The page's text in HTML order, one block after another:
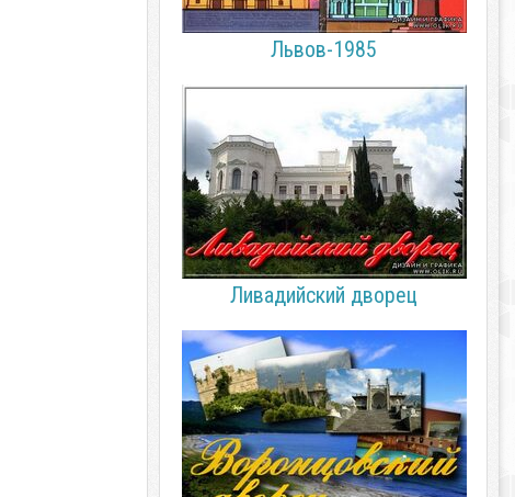
Львов-1985
Ливадийский дворец